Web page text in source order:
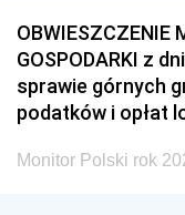
OBWIESZCZENIE
GOSPODARKI z
sprawie górnych
podatków i opłat
Monitor Polski rok